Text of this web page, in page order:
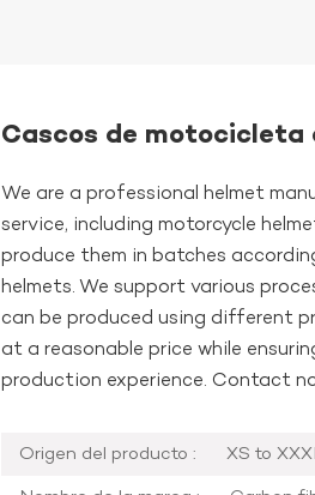
Cascos de motocicleta
We are a professional helmet
service, including motorcycle
produce them in batches
helmets. We support various
can be produced using different
at a reasonable price while
production experience. Contact
Origen del producto :
XS to